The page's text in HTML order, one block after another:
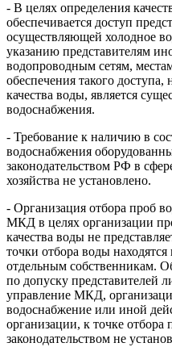
- В целях определения
обеспечивается доступ
осуществляющей холодное
указанию представителям
водопроводным сетям,
обеспечения такого доступа,
качества воды, является
водоснабжения.
- Требование к наличию в
водоснабжения
законодательством РФ в
хозяйства не установлено.
- Организация отбора проб
МКД в целях организации
качества воды не
точки отбора воды
отдельным собственникам.
по допуску представителей
управление МКД,
водоснабжение или иной
организации, к точке
законодательством не